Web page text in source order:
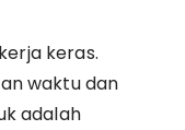
keras.
waktu dan
adalah